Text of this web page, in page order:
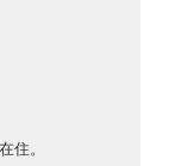
住。